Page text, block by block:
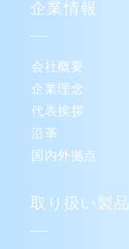
企業情報
会社概要
企業理念
代表挨拶
沿革
国内外拠点
取り扱い製品